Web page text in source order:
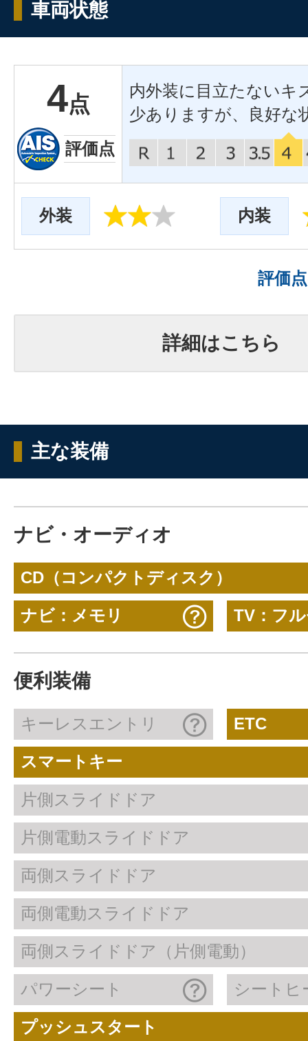
車両状態
4点
評価点
内外装に目立たないキ
少ありますが、良好な
外装 内装
評価
詳細はこちら
主な装備
ナビ・オーディオ
CD（コンパクトディスク）
ナビ：メモリ TV：フ
便利装備
キーレスエントリ ETC
スマートキー
片側スライドドア
片側電動スライドドア
両側スライドドア
両側電動スライドドア
両側スライドドア（片側電動）
パワーシート シートヒ
プッシュスタート